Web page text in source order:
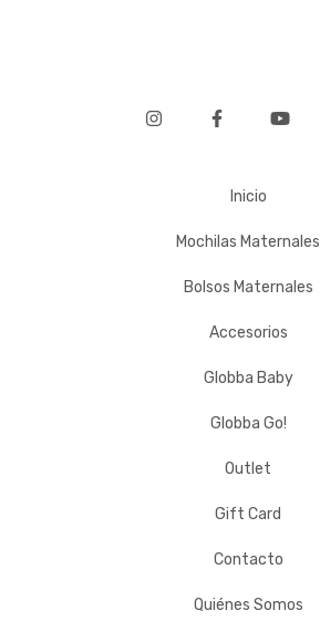
Inicio
Mochilas Maternales
Bolsos Maternales
Accesorios
Globba Baby
Globba Go!
Outlet
Gift Card
Contacto
Quiénes Somos